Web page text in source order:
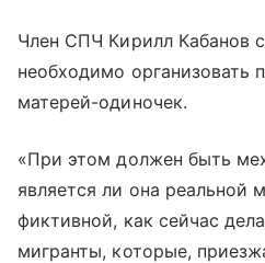
Член СПЧ Кирилл Кабанов
необходимо организовать
матерей-одиночек.
«При этом должен быть
является ли она реальной
фиктивной, как сейчас
мигранты, которые,